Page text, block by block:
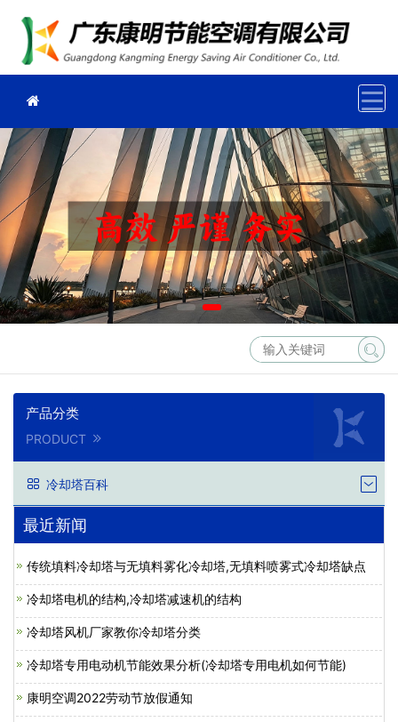
产品分类
PRODUCT
冷却塔百科
最近新闻
传统填料冷却塔与无填料雾化冷却塔,无填料喷雾式冷却塔缺点
冷却塔电机的结构,冷却塔减速机的结构
冷却塔风机厂家教你冷却塔分类
冷却塔专用电动机节能效果分析(冷却塔专用电机如何节能)
康明空调2022劳动节放假通知